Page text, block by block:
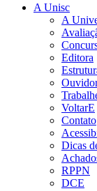
A Unisc
A
Editora
VoltarE
Contato
Dicas
RPPN
DCE